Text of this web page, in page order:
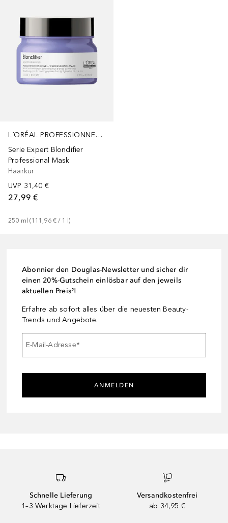
L´ORÉAL PROFESSIONNEL PARIS
Serie Expert Blondifier
Professional Mask
Haarkur
UVP 31,40 €
27,99 €
250 ml (111,96 € / 1 l)
Abonnier den Douglas-Newsletter und sicher dir
einen 20%-Gutschein einlösbar auf den jeweils
aktuellen Preis²!
Erfahre ab sofort alles über die neuesten Beauty-
Trends und Angebote.
E-Mail-Adresse*
ANMELDEN
Schnelle Lieferung
1–3 Werktage Lieferzeit
Versandkostenfrei
ab 34,95 €